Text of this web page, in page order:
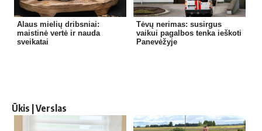
Alaus mielių dribsniai:
maistinė vertė ir nauda
sveikatai
Tėvų nerimas: susirgus
vaikui pagalbos tenka ieškoti
Panevėžyje
Ūkis | Verslas